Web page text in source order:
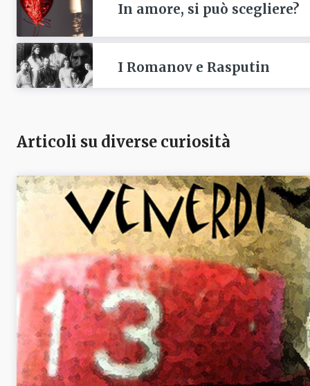
In amore, si può scegliere?
I Romanov e Rasputin
Articoli su diverse curiosità